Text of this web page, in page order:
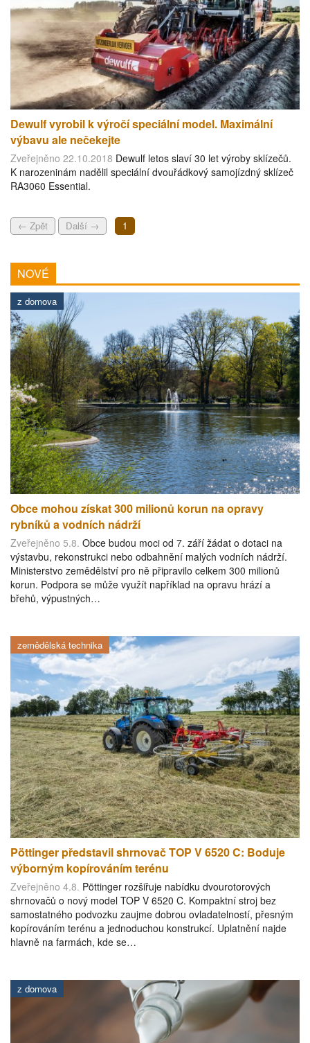
Dewulf vyrobil k výročí speciální model. Maximální
výbavu ale nečekejte
Zveřejněno 22.10.2018 Dewulf letos slaví 30 let výroby sklízečů.
K narozeninám nadělil speciální dvouřádkový samojízdný sklízeč
RA3060 Essential.
← Zpět Další → 1
NOVÉ
z domova
Obce mohou získat 300 milionů korun na opravy
rybníků a vodních nádrží
Zveřejněno 5.8. Obce budou moci od 7. září žádat o dotaci na
výstavbu, rekonstrukci nebo odbahnění malých vodních nádrží.
Ministerstvo zemědělství pro ně připravilo celkem 300 milionů
korun. Podpora se může využít například na opravu hrází a
břehů, výpustných…
zemědělská technika
Pöttinger představil shrnovač TOP V 6520 C: Boduje
výborným kopírováním terénu
Zveřejněno 4.8. Pöttinger rozšiřuje nabídku dvourotorových
shrnovačů o nový model TOP V 6520 C. Kompaktní stroj bez
samostatného podvozku zaujme dobrou ovladatelností, přesným
kopírováním terénu a jednoduchou konstrukcí. Uplatnění najde
hlavně na farmách, kde se…
z domova